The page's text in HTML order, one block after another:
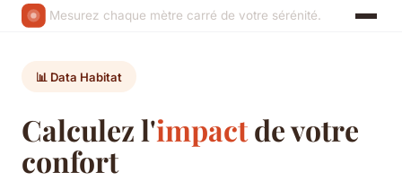
Mesurez chaque mètre carré de votre sérénité.
📊 Data Habitat
Calculez l'impactde votre
confort